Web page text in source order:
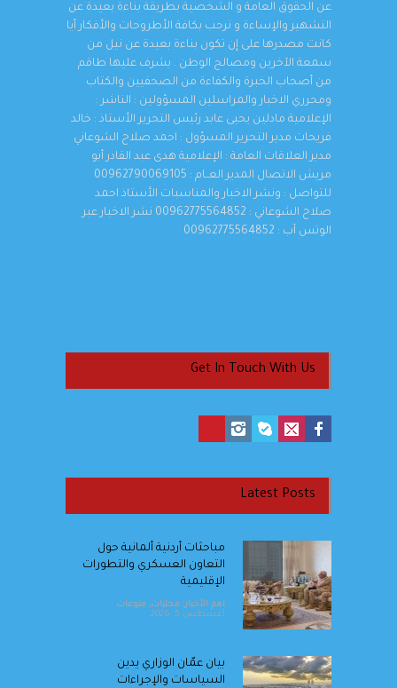
عن الحقوق العامة و الشخصية بطريقة بناءة بعيدة عن
التشهير والإساءة و نرحب بكافة الأطروحات والأفكار أيا
كانت مصدرها على إن تكون بناءة بعيدة عن نيل من
سمعة الآخرين ومصالح الوطن . يشرف عليها طاقم
من أصحاب الخبرة والكفاءة من الصحفيين والكتاب
ومحرري الاخبار والمراسلين المسؤولين : الناشر :
الإعلامية مادلين يحيى عابد رئيس التحرير الأستاذ : خالد
فريحات مدير التحرير المسؤول : احمد صلاح الشوعاني
مدير العلاقات العامة : الإعلامية هدى عبد القادر أبو
مريش الاتصال المدير العــام : 00962790069105
للتواصل : ونشر الاخبار والمناسبات الأستاذ احمد
صلاح الشوعاني : 00962775564852 نشر الاخبار عبر
الوتس آب : 00962775564852
Get In Touch With Us
Latest Posts
مباحثات أردنية ألمانية حول
التعاون العسكري والتطورات
الإقليمية
اهم الأخبار, محليات, منوعات
أغسطس 5, 2026
بيان عمّان الوزاري يدين
السياسات والإجراءات